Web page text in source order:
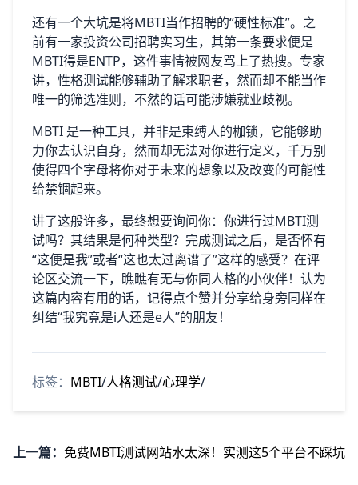
还有一个大坑是将MBTI当作招聘的“硬性标准”。之
前有一家投资公司招聘实习生，其第一条要求便是
MBTI得是ENTP，这件事情被网友骂上了热搜。专家
讲，性格测试能够辅助了解求职者，然而却不能当作
唯一的筛选准则，不然的话可能涉嫌就业歧视。
MBTI 是一种工具，并非是束缚人的枷锁，它能够助
力你去认识自身，然而却无法对你进行定义，千万别
使得四个字母将你对于未来的想象以及改变的可能性
给禁锢起来。
讲了这般许多，最终想要询问你：你进行过MBTI测
试吗？其结果是何种类型？完成测试之后，是否怀有
“这便是我”或者“这也太过离谱了”这样的感受？在评
论区交流一下，瞧瞧有无与你同人格的小伙伴！认为
这篇内容有用的话，记得点个赞并分享给身旁同样在
纠结“我究竟是i人还是e人”的朋友！
标签： MBTI/人格测试/心理学/
上一篇： 免费MBTI测试网站水太深！实测这5个平台不踩坑